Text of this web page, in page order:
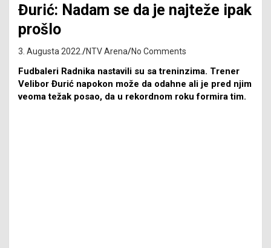
Đurić: Nadam se da je najteže ipak
prošlo
3. Augusta 2022. NTV Arena No Comments
Fudbaleri Radnika nastavili su sa treninzima. Trener
Velibor Đurić napokon može da odahne ali je pred njim
veoma težak posao, da u rekordnom roku formira tim.